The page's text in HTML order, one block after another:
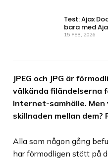
Test: Ajax
bara med
15 FEB, 2026
JPEG och JPG är
välkända filändelserna
Internet-samhälle.
skillnaden mellan dem?
Alla som någon gång
har förmodligen stött på